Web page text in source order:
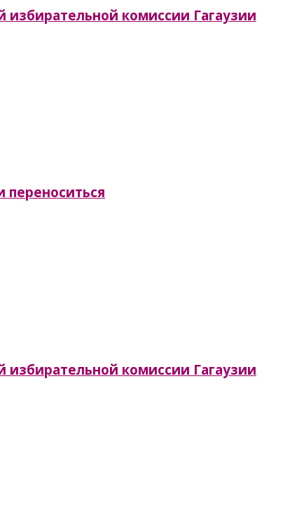
избирательной комиссии Гагаузии
переноситься
избирательной комиссии Гагаузии